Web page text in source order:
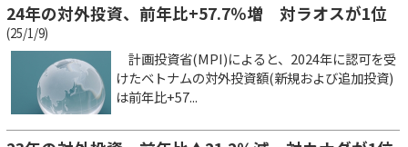
24年の対外投資、前年比+57.7％増 対ラオスが1位
(25/1/9)
計画投資省(MPI)によると、2024年に認可を受
けたベトナムの対外投資額(新規および追加投資)
は前年比+57...